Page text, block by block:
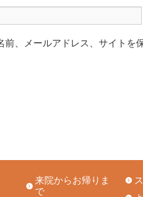
前、メールアドレス、サイトを
来院からお帰りま
で